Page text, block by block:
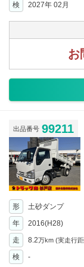
検
2027年 02月
お
出品番号 99211
形 土砂ダンプ
年
2016(H28)
走 8.2万km (実走行
検
-